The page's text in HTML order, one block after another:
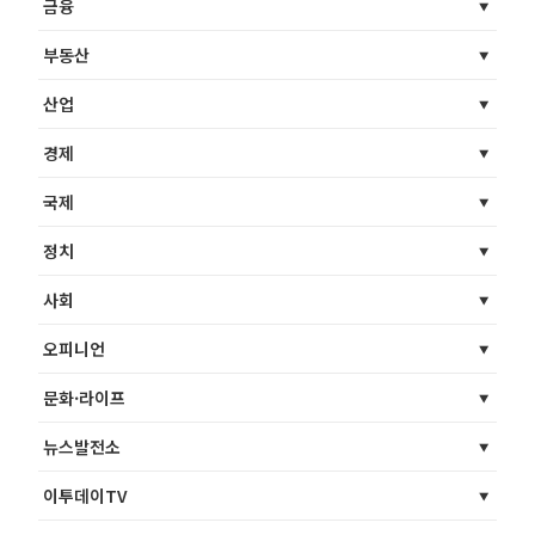
금융
부동산
산업
경제
국제
정치
사회
오피니언
문화·라이프
뉴스발전소
이투데이TV